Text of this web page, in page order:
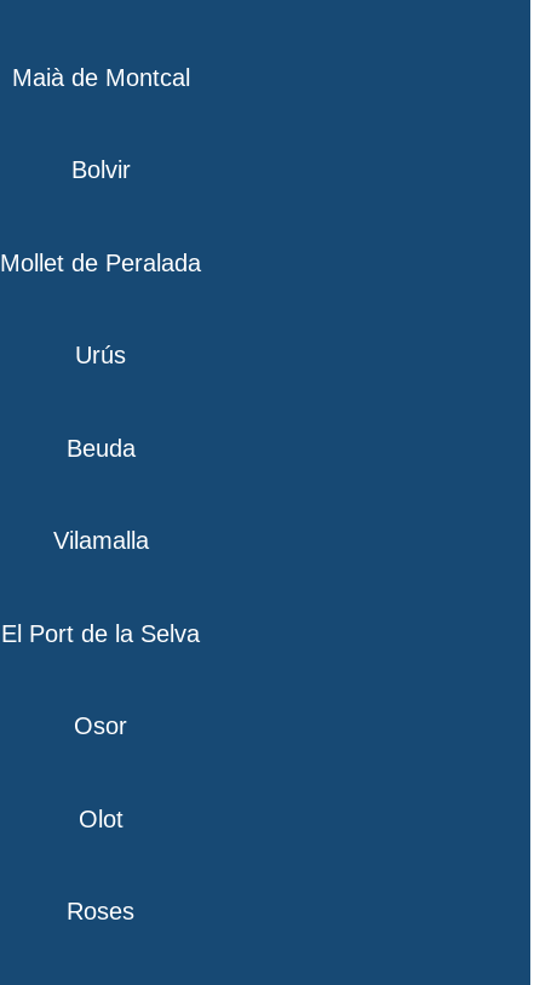
Maià de Montcal
Bolvir
Mollet de Peralada
Urús
Beuda
Vilamalla
El Port de la Selva
Osor
Olot
Roses